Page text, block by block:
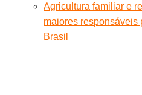
Agricultura familiar e
maiores responsáveis
Brasil